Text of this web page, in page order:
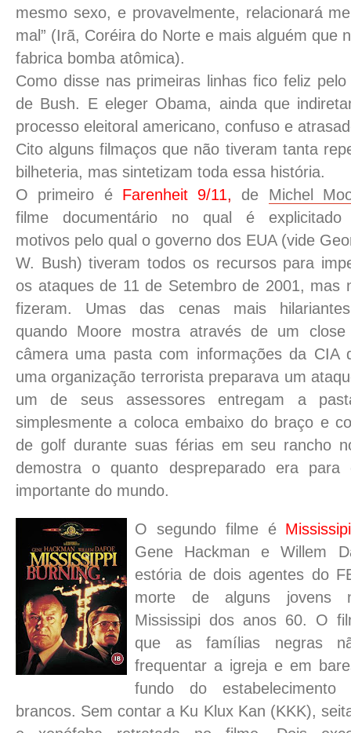
mesmo sexo, e provavelmente, relacionará
mal” (Irã, Coréira do Norte e mais alguém que
fabrica bomba atômica).
Como disse nas primeiras linhas fico feliz
de Bush. E eleger Obama, ainda que
processo eleitoral americano, confuso e
Cito alguns filmaços que não tiveram tanta
bilheteria, mas sintetizam toda essa história.
O primeiro é Farenheit 9/11, de Michel
filme documentário no qual é explicitado
motivos pelo qual o governo dos EUA (vide
W. Bush) tiveram todos os recursos para
os ataques de 11 de Setembro de 2001, mas
fizeram. Umas das cenas mais
quando Moore mostra através de um
câmera uma pasta com informações da CIA
uma organização terrorista preparava um
um de seus assessores entregam a
simplesmente a coloca embaixo do braço e
de golf durante suas férias em seu rancho
demostra o quanto despreparado era
importante do mundo.
O segundo filme é
Gene Hackman e Willem
estória de dois agentes do
morte de alguns jovens
Mississipi dos anos 60. O
que as famílias negras
frequentar a igreja e em
fundo do
brancos. Sem contar a Ku Klux Kan (KKK),